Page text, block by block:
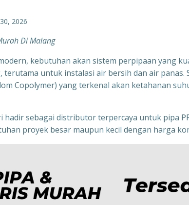
2026
Di Malang
kebutuhan akan sistem perpipaan yang
terutama untuk instalasi air bersih dan air panas.
Copolymer) yang terkenal akan ketahanan
hadir sebagai distributor terpercaya untuk pipa
proyek besar maupun kecil dengan harga